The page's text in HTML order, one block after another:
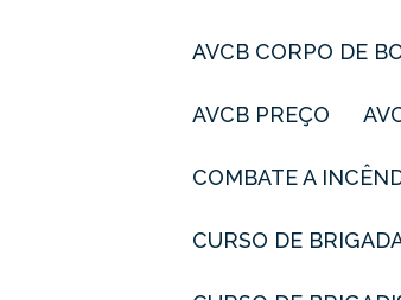
AVCB CORPO DE
AVCB PREÇO
COMBATE A
CURSO DE